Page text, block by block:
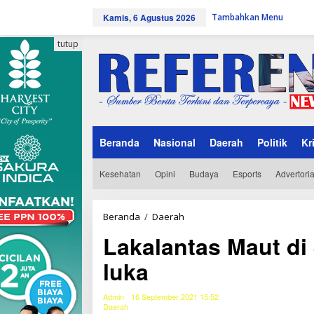
e
k
o
e
n
Kamis, 6 Agustus 2026 Tambahkan Menu
Beranda Nasional Daerah Politik
Kesehatan Opini Budaya Esports
tutup
Beranda / Daerah
k
a
n
Lakalantas Maut di
luka
Admin
16 September 2021 15:52
Daerah